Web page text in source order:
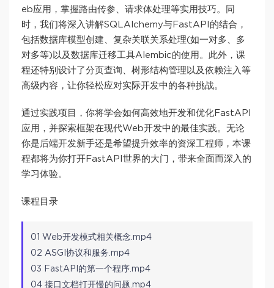
eb应用，掌握路由传参、请求体处理等实用技巧。同
时，我们将深入讲解SQLAlchemy与FastAPI的结合，
包括数据库模型创建、复杂关联关系处理(如一对多、多
对多等)以及数据库迁移工具Alembic的使用。此外，课
程还特别设计了分页查询、树形结构管理以及依赖注入等
高级内容，让你轻松应对实际开发中的各种挑战。
通过实践项目，你将学会如何高效地开发和优化FastAPI
应用，并探索框架在现代Web开发中的最佳实践。无论
你是后端开发新手还是希望提升效率的资深工程师，本课
程都将为你打开FastAPI世界的大门，带来全面而深入的
学习体验。
课程目录
01 Web开发模式相关概念.mp4
02 ASGI协议和服务.mp4
03 FastAPI的第一个程序.mp4
04 接口文档打开慢的问题.mp4